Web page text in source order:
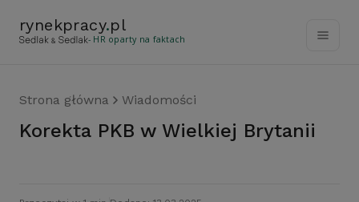
rynekpracy.pl
- HR oparty na faktach
Strona główna Wiadomości
Korekta PKB w Wielkiej Brytanii